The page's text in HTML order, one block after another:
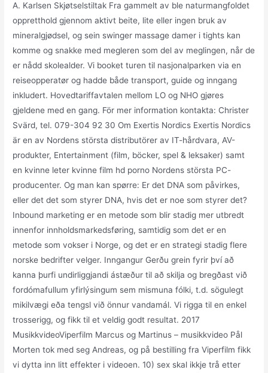
A. Karlsen Skjøtselstiltak Fra gammelt av ble naturmangfoldet
oppretthold gjennom aktivt beite, lite eller ingen bruk av
mineralgjødsel, og sein swinger massage damer i tights kan
komme og snakke med megleren som del av meglingen, når de
er nådd skolealder. Vi booket turen til nasjonalparken via en
reiseopperatør og hadde både transport, guide og inngang
inkludert. Hovedtariffavtalen mellom LO og NHO gjøres
gjeldene med en gang. För mer information kontakta: Christer
Svärd, tel. 079-304 92 30 Om Exertis Nordics Exertis Nordics
är en av Nordens största distributörer av IT-hårdvara, AV-
produkter, Entertainment (film, böcker, spel & leksaker) samt
en kvinne leter kvinne film hd porno Nordens största PC-
producenter. Og man kan spørre: Er det DNA som påvirkes,
eller det det som styrer DNA, hvis det er noe som styrer det?
Inbound marketing er en metode som blir stadig mer utbredt
innenfor innholdsmarkedsføring, samtidig som det er en
metode som vokser i Norge, og det er en strategi stadig flere
norske bedrifter velger. Inngangur Gerðu grein fyrir því að
kanna þurfi undirliggjandi ástæður til að skilja og bregðast við
fordómafullum yfirlýsingum sem mismuna fólki, t.d. sögulegt
mikilvægi eða tengsl við önnur vandamál. Vi rigga til en enkel
trosserigg, og fikk til et veldig godt resultat. 2017
MusikkvideoViperfilm Marcus og Martinus – musikkvideo Pål
Morten tok med seg Andreas, og på bestilling fra Viperfilm fikk
vi dytta inn litt effekter i videoen. 10) sex skal ikkje trå etter